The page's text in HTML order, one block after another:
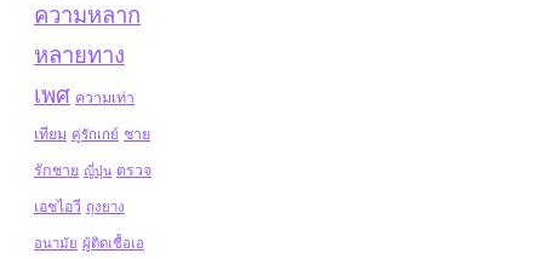
ความหลาก
หลายทาง
เพศ ความเท่า
เทียม คู่รักเกย์ ชาย
รักชาย ญี่ปุ่น ตรวจ
เอชไอวี ถุงยาง
อนามัย ผู้ติดเชื้อเอ